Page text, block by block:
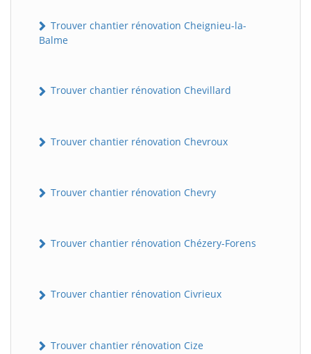
Trouver chantier rénovation Cheignieu-la-
Balme
Trouver chantier rénovation Chevillard
Trouver chantier rénovation Chevroux
Trouver chantier rénovation Chevry
Trouver chantier rénovation Chézery-Forens
Trouver chantier rénovation Civrieux
Trouver chantier rénovation Cize